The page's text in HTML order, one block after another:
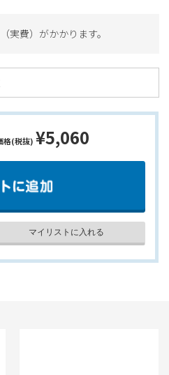
費）がかかります。
格(税抜) ¥5,060